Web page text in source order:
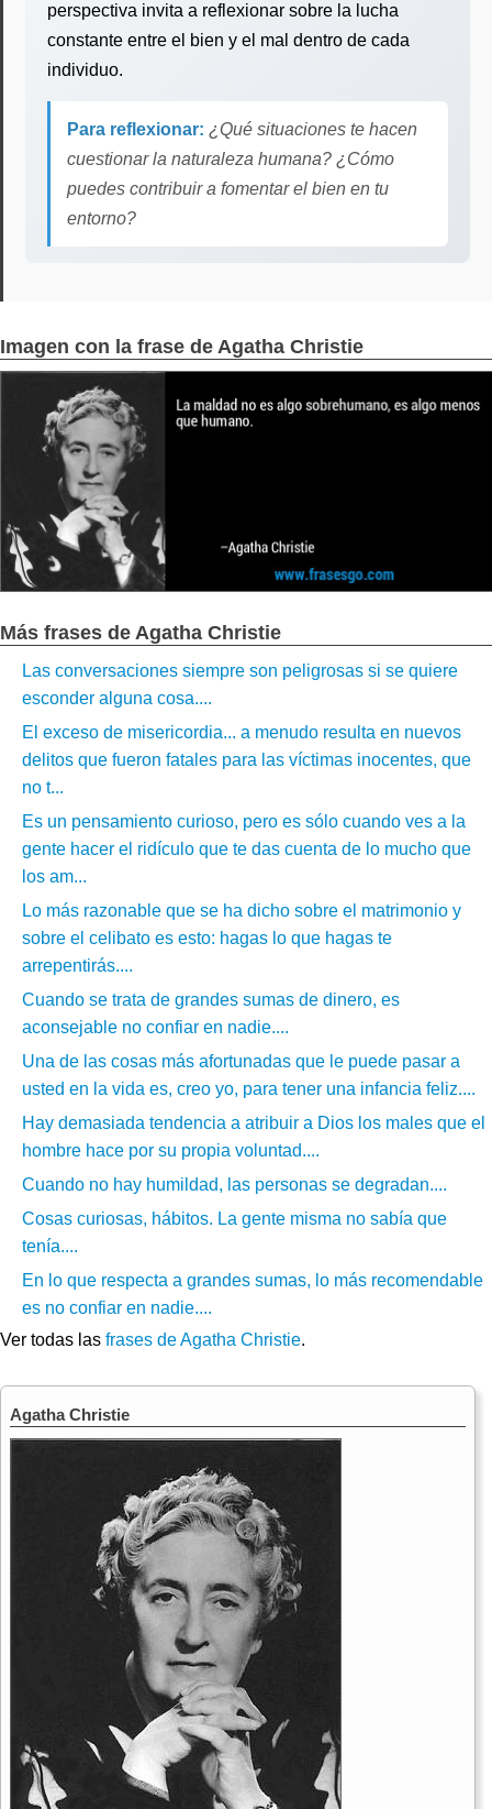
perspectiva invita a reflexionar sobre la lucha
constante entre el bien y el mal dentro de cada
individuo.
Para reflexionar: ¿Qué situaciones te hacen
cuestionar la naturaleza humana? ¿Cómo
puedes contribuir a fomentar el bien en tu
entorno?
Imagen con la frase de Agatha Christie
Más frases de Agatha Christie
Las conversaciones siempre son peligrosas si se quiere
esconder alguna cosa....
El exceso de misericordia... a menudo resulta en nuevos
delitos que fueron fatales para las víctimas inocentes, que
no t...
Es un pensamiento curioso, pero es sólo cuando ves a la
gente hacer el ridículo que te das cuenta de lo mucho que
los am...
Lo más razonable que se ha dicho sobre el matrimonio y
sobre el celibato es esto: hagas lo que hagas te
arrepentirás....
Cuando se trata de grandes sumas de dinero, es
aconsejable no confiar en nadie....
Una de las cosas más afortunadas que le puede pasar a
usted en la vida es, creo yo, para tener una infancia feliz....
Hay demasiada tendencia a atribuir a Dios los males que el
hombre hace por su propia voluntad....
Cuando no hay humildad, las personas se degradan....
Cosas curiosas, hábitos. La gente misma no sabía que
tenía....
En lo que respecta a grandes sumas, lo más recomendable
es no confiar en nadie....
Ver todas las frases de Agatha Christie.
Agatha Christie